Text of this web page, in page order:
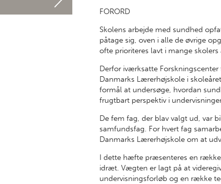
FORORD
Skolens arbejde med sundhed
påtage sig, oven i alle de øvrige
ofte prioriteres lavt i mange skolers
Derfor iværksatte
Danmarks Lærerhøjskole i
formål at undersøge, hvordan
frugtbart perspektiv i
De fem fag, der blav valgt ud, var
samfundsfag. For hvert fag
Danmarks Lærerhøjskole om at
I dette hæfte præsenteres en
idræt. Vægten er lagt på at
undervisningsforløb og en række